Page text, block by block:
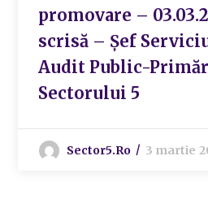
promovare –
scrisă – Șef
Audit Public-
Sectorului 5
Sector5.ro 3 martie